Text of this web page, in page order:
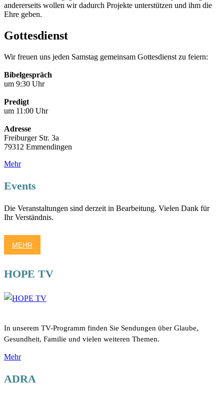
andererseits wollen wir dadurch Projekte unterstützen und ihm die
Ehre geben.
Gottesdienst
Wir freuen uns jeden Samstag gemeinsam Gottesdienst zu feiern:
Bibelgespräch
um 9:30 Uhr
Predigt
um 11:00 Uhr
Adresse
Freiburger Str. 3a
79312 Emmendingen
Mehr
Events
Die Veranstaltungen sind derzeit in Bearbeitung. Vielen Dank für
Ihr Verständnis.
MEHR
HOPE TV
In unserem TV-Programm finden Sie Sendungen über Glaube,
Gesundheit, Familie und vielen weiteren Themen.
Mehr
ADRA